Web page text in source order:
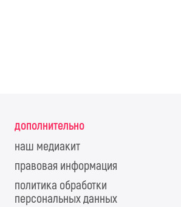
дополнительно
наш медиакит
правовая информация
политика обработки
персональных данных